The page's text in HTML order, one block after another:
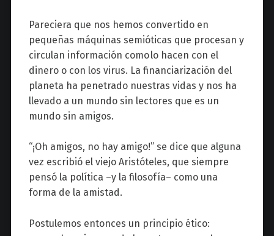
Pareciera que nos hemos convertido en
pequeñas máquinas semióticas que procesan y
circulan información como lo hacen con el
dinero o con los virus. La financiarización del
planeta ha penetrado nuestras vidas y nos ha
llevado a un mundo sin lectores que es un
mundo sin amigos.
“¡Oh amigos, no hay amigo!” se dice que alguna
vez escribió el viejo Aristóteles, que siempre
pensó la política –y la filosofía– como una
forma de la amistad.
Postulemos entonces un principio ético: